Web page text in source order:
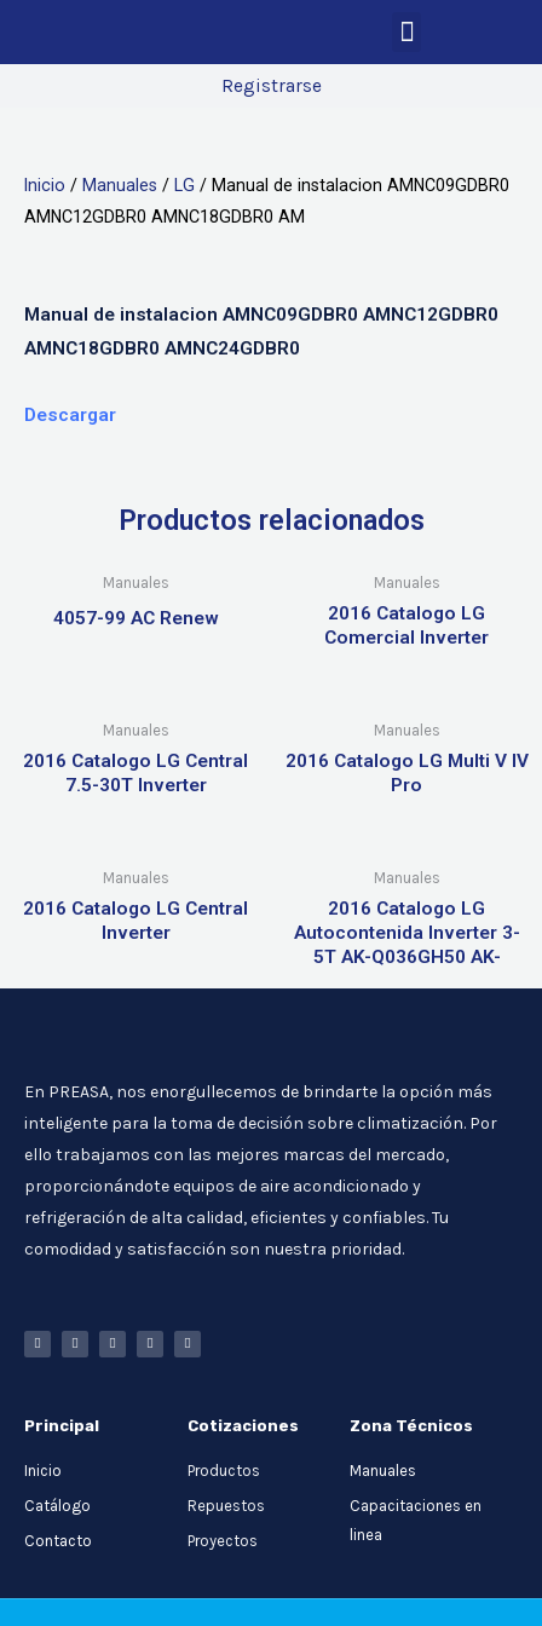
Registrarse
Inicio / Manuales / LG / Manual de instalacion AMNC09GDBR0
AMNC12GDBR0 AMNC18GDBR0 AM
Manual de instalacion AMNC09GDBR0 AMNC12GDBR0
AMNC18GDBR0 AMNC24GDBR0
Descargar
Productos relacionados
Manuales
4057-99 AC Renew
Manuales
2016 Catalogo LG
Comercial Inverter
Manuales
2016 Catalogo LG Central
7.5-30T Inverter
Manuales
2016 Catalogo LG Multi V IV
Pro
Manuales
2016 Catalogo LG Central
Inverter
Manuales
2016 Catalogo LG
Autocontenida Inverter 3-
5T AK-Q036GH50 AK-
En PREASA, nos enorgullecemos de brindarte la opción más
inteligente para la toma de decisión sobre climatización. Por
ello trabajamos con las mejores marcas del mercado,
proporcionándote equipos de aire acondicionado y
refrigeración de alta calidad, eficientes y confiables. Tu
comodidad y satisfacción son nuestra prioridad.
Principal
Inicio
Catálogo
Contacto
Cotizaciones
Productos
Repuestos
Proyectos
Zona Técnicos
Manuales
Capacitaciones en
linea